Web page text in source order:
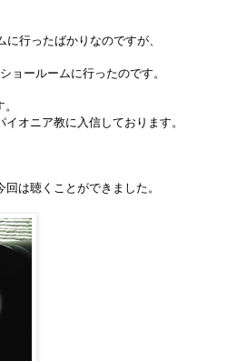
行ったばかりなのですが、
ョールームに行ったのです。
オニア教に入信しております。
は聴くことができました。